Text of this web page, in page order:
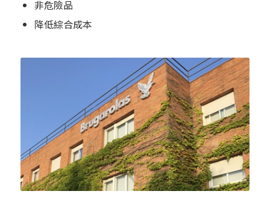
非危險品
降低綜合成本